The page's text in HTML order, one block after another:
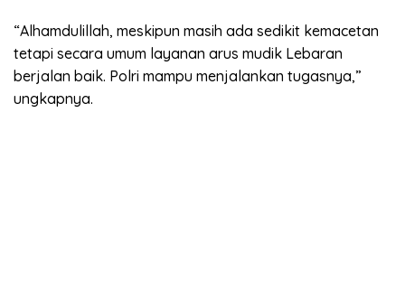
“Alhamdulillah, meskipun masih ada sedikit kemacetan
tetapi secara umum layanan arus mudik Lebaran
berjalan baik. Polri mampu menjalankan tugasnya,”
ungkapnya.